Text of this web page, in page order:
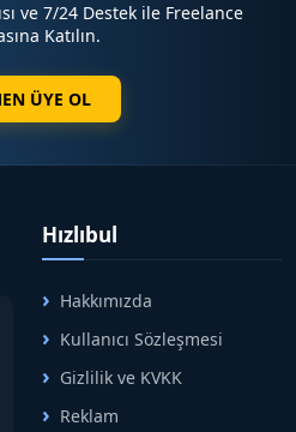
ve 7/24 Destek ile Freelance
Katılın.
ÜYE OL
Hızlıbul
Hakkımızda
Kullanıcı Sözleşmesi
Gizlilik ve KVKK
Reklam